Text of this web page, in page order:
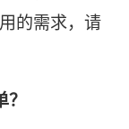
的需求，请